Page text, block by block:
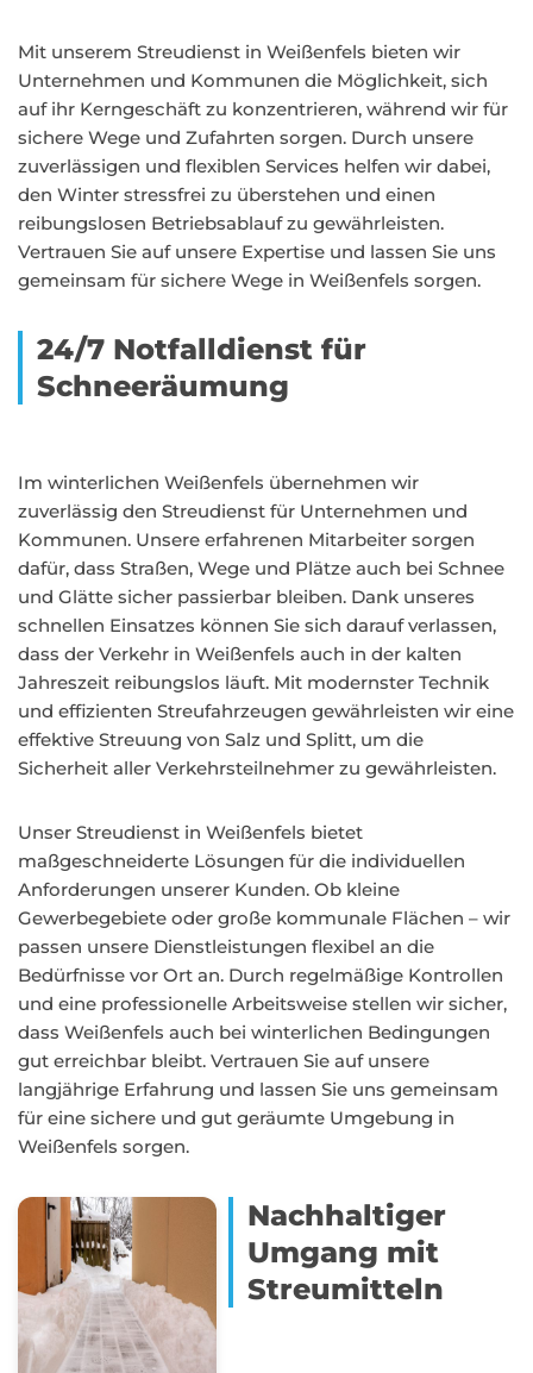
Mit unserem Streudienst in Weißenfels bieten wir
Unternehmen und Kommunen die Möglichkeit, sich
auf ihr Kerngeschäft zu konzentrieren, während wir für
sichere Wege und Zufahrten sorgen. Durch unsere
zuverlässigen und flexiblen Services helfen wir dabei,
den Winter stressfrei zu überstehen und einen
reibungslosen Betriebsablauf zu gewährleisten.
Vertrauen Sie auf unsere Expertise und lassen Sie uns
gemeinsam für sichere Wege in Weißenfels sorgen.
24/7 Notfalldienst für
Schneeräumung
Im winterlichen Weißenfels übernehmen wir
zuverlässig den Streudienst für Unternehmen und
Kommunen. Unsere erfahrenen Mitarbeiter sorgen
dafür, dass Straßen, Wege und Plätze auch bei Schnee
und Glätte sicher passierbar bleiben. Dank unseres
schnellen Einsatzes können Sie sich darauf verlassen,
dass der Verkehr in Weißenfels auch in der kalten
Jahreszeit reibungslos läuft. Mit modernster Technik
und effizienten Streufahrzeugen gewährleisten wir eine
effektive Streuung von Salz und Splitt, um die
Sicherheit aller Verkehrsteilnehmer zu gewährleisten.
Unser Streudienst in Weißenfels bietet
maßgeschneiderte Lösungen für die individuellen
Anforderungen unserer Kunden. Ob kleine
Gewerbegebiete oder große kommunale Flächen – wir
passen unsere Dienstleistungen flexibel an die
Bedürfnisse vor Ort an. Durch regelmäßige Kontrollen
und eine professionelle Arbeitsweise stellen wir sicher,
dass Weißenfels auch bei winterlichen Bedingungen
gut erreichbar bleibt. Vertrauen Sie auf unsere
langjährige Erfahrung und lassen Sie uns gemeinsam
für eine sichere und gut geräumte Umgebung in
Weißenfels sorgen.
Nachhaltiger
Umgang mit
Streumitteln